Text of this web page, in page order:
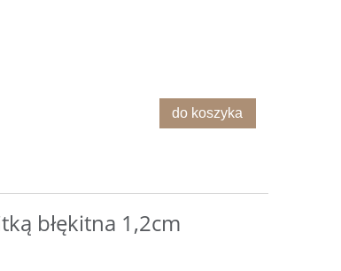
do koszyka
błękitna 1,2cm